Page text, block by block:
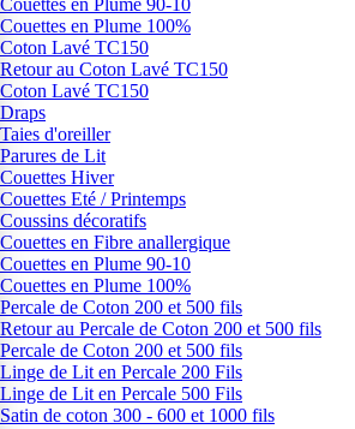
Couettes en Plume 90-10
Couettes en Plume 100%
Coton Lavé TC150
Retour au Coton Lavé TC150
Coton Lavé TC150
Draps
Taies d'oreiller
Parures de Lit
Couettes Hiver
Couettes Eté / Printemps
Coussins décoratifs
Couettes en Fibre anallergique
Couettes en Plume 90-10
Couettes en Plume 100%
Percale de Coton 200 et 500 fils
Retour au Percale de Coton 200 et 500 fils
Percale de Coton 200 et 500 fils
Linge de Lit en Percale 200 Fils
Linge de Lit en Percale 500 Fils
Satin de coton 300 - 600 et 1000 fils